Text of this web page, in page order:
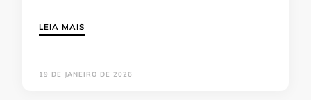
LEIA MAIS
19 DE JANEIRO DE 2026